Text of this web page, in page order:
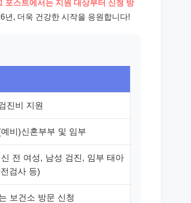
포스트에서는 지원 대상부터 신청 방
년, 더욱 건강한 시작을 응원합니다!
진비 지원
비)신혼부부 및 임부
전 여성, 남성 검진, 임부 태아
검사 등)
보건소 방문 신청